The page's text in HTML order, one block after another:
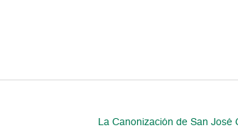
La Canonización de San